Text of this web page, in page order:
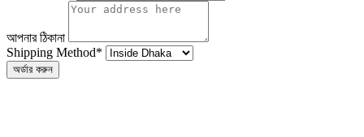
আপনার ঠিকানা
Shipping Method*
অর্ডার করুন